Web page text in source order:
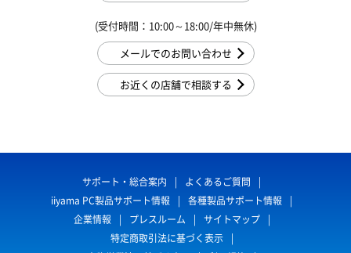
(受付時間：10:00～18:00/年中無休)
メールでのお問い合わせ
お近くの店舗で相談する
サポート・総合案内
よくあるご質問
iiyama PC製品サポート情報
各種製品サポート情報
企業情報
プレスルーム
サイトマップ
特定商取引法に基づく表示